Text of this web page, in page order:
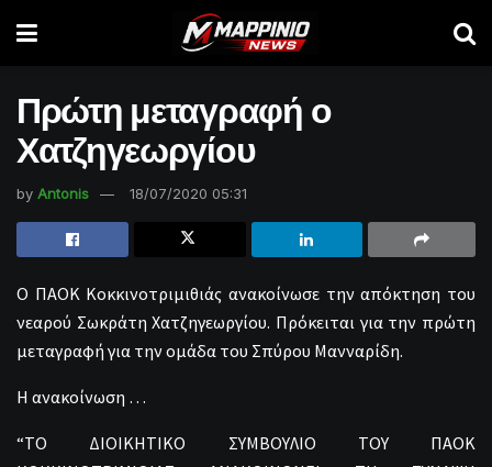
Πρώτη μεταγραφή ο
Χατζηγεωργίου
by Antonis 18/07/2020 05:31
Ο ΠΑΟΚ Κοκκινοτριμιθιάς ανακοίνωσε την απόκτηση του
νεαρού Σωκράτη Χατζηγεωργίου. Πρόκειται για την πρώτη
μεταγραφή για την ομάδα του Σπύρου Μανναρίδη.
Η ανακοίνωση …
“ΤΟ ΔΙΟΙΚΗΤΙΚΟ ΣΥΜΒΟΥΛΙΟ ΤΟΥ ΠΑΟΚ